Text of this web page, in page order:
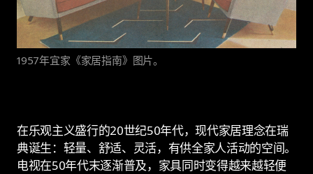
1957年宜家《家居指南》图片。
在乐观主义盛行的20世纪50年代，现代家居理念在瑞
典诞生：轻量、舒适、灵活，有供全家人活动的空间。
电视在50年代末逐渐普及，家具同时变得越来越轻便